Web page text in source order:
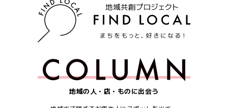
地域の人・店・ものに出会う